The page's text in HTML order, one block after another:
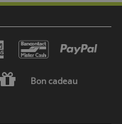
Bon cadeau